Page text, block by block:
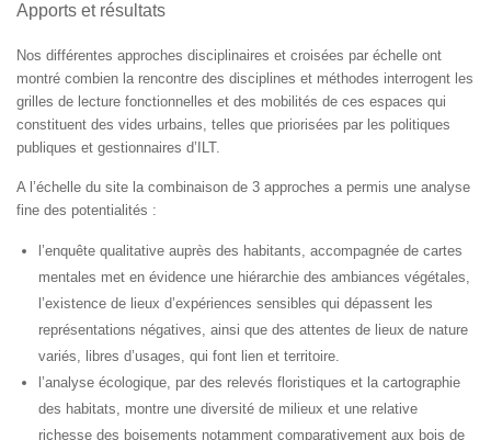
Apports et résultats
Nos différentes approches disciplinaires et croisées par échelle ont
montré combien la rencontre des disciplines et méthodes interrogent les
grilles de lecture fonctionnelles et des mobilités de ces espaces qui
constituent des vides urbains, telles que priorisées par les politiques
publiques et gestionnaires d’ILT. ​
A l’échelle du site la combinaison de 3 approches a permis une analyse
fine des potentialités :​
l’enquête qualitative auprès des habitants, accompagnée de cartes
mentales met en évidence une hiérarchie des ambiances végétales,
l’existence de lieux d’expériences sensibles qui dépassent les
représentations négatives, ainsi que des attentes de lieux de nature
variés, libres d’usages, qui font lien et territoire.​
l’analyse écologique, par des relevés floristiques et la cartographie
des habitats, montre une diversité de milieux et une relative
richesse des boisements notamment comparativement aux bois de